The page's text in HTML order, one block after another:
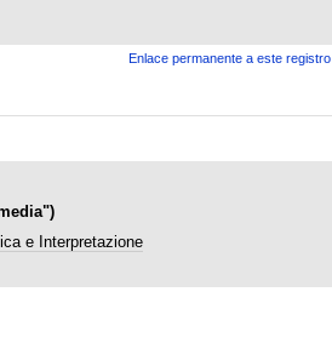
Enlace permanente a este registro
e Interpretazione